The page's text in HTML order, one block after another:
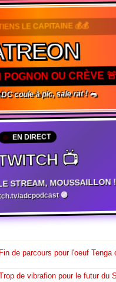
LE CAPITAINE 💰💰
OU CRÈVE 🚨
coule à pic, sale rat ! 🐀
EN DIRECT
📺
STREAM, MOUSSAILLON !
adcpodcast 🟣
de parcours pour l'oeuf Tenga
de vibrafion pour le futur du